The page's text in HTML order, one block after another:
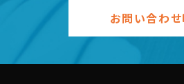
お問い合わせ